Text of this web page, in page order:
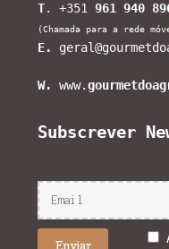
T. +351961 940
(Chamada para a rede
E.
W. www.
Subscrever